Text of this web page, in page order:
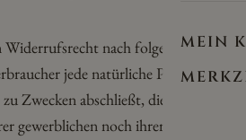
MEIN
Widerrufsrecht nach folgender
jede natürliche Person ist,
Zwecken abschließt, die
gewerblichen noch ihrer